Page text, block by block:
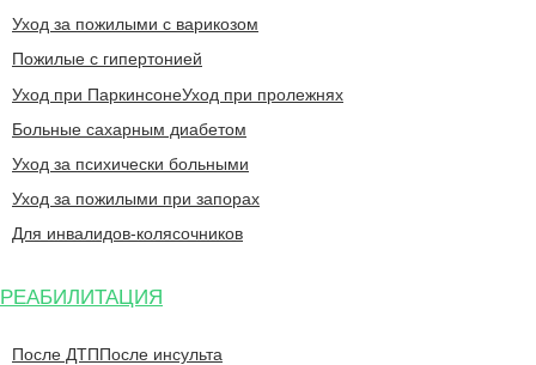
Уход за пожилыми с варикозом
Пожилые с гипертонией
Уход при ПаркинсонеУход при пролежнях
Больные сахарным диабетом
Уход за психически больными
Уход за пожилыми при запорах
Для инвалидов-колясочников
РЕАБИЛИТАЦИЯ
После ДТППосле инсульта